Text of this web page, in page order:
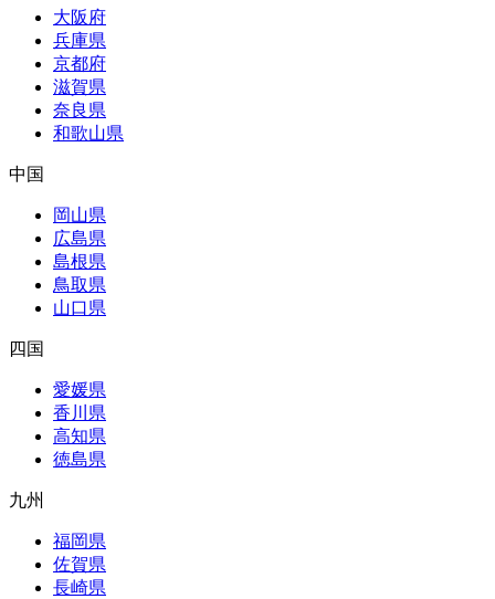
大阪府
兵庫県
京都府
滋賀県
奈良県
和歌山県
中国
岡山県
広島県
島根県
鳥取県
山口県
四国
愛媛県
香川県
高知県
徳島県
九州
福岡県
佐賀県
長崎県